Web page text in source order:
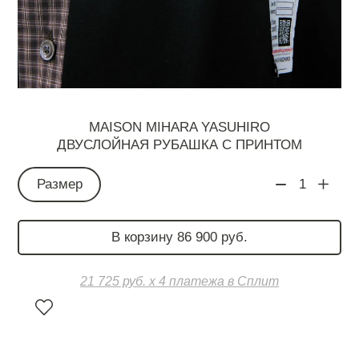
MAISON MIHARA YASUHIRO
ДВУСЛОЙНАЯ РУБАШКА С ПРИНТОМ
Размер 1
В корзину 86 900 руб.
21 725 руб. х 4 платежа в Сплит